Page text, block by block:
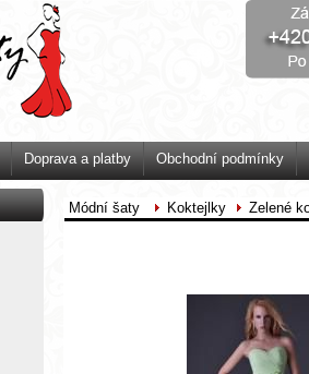
Doprava a platby Obchodní podmínky
Módní šaty Koktejlky Zelené